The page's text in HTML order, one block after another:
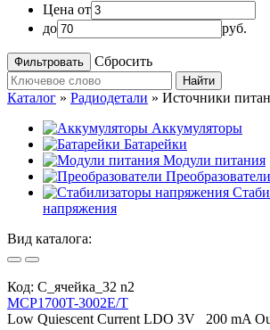
Цена от
до
руб.
Сбросить
Найти
Каталог » Радиодетали » Источники
Аккумуляторы
Батарейки
Модули питания
Преобразователи
напряжения
Вид каталога:
Код: С_ячейка_32 n2
MCP1700T-3002E/T
Low Quiescent Current LDO 3V 200 mA